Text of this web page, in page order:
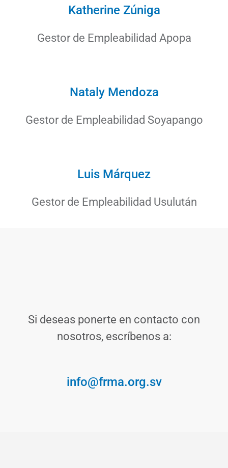
Katherine Zúniga
Gestor de Empleabilidad Apopa
Nataly Mendoza
Gestor de Empleabilidad Soyapango
Luis Márquez
Gestor de Empleabilidad Usulután
Si deseas ponerte en contacto con
nosotros, escríbenos a:
info@frma.org.sv